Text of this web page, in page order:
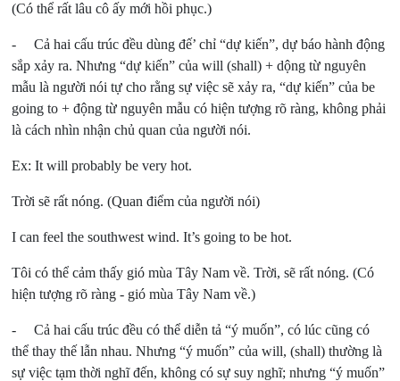
(Có thể rất lâu cô ấy mới hồi phục.)
- Cả hai cấu trúc đều dùng đế’ chỉ “dự kiến”, dự báo hành động
sắp xảy ra. Nhưng “dự kiến” của will (shall) + dộng từ nguyên
mẫu là người nói tự cho rằng sự việc sẽ xảy ra, “dự kiến” của be
going to + động từ nguyên mẫu có hiện tượng rõ ràng, không phải
là cách nhìn nhận chủ quan của người nói.
Ex: It will probably be very hot.
Trời sẽ rất nóng. (Quan điểm của người nói)
I can feel the southwest wind. It’s going to be hot.
Tôi có thể cảm thấy gió mùa Tây Nam về. Trời, sẽ rất nóng. (Có
hiện tượng rõ ràng - gió mùa Tây Nam về.)
- Cả hai cấu trúc đều có thể diễn tả “ý muốn”, có lúc cũng có
thể thay thế lẫn nhau. Nhưng “ý muốn” của will, (shall) thường là
sự việc tạm thời nghĩ đến, không có sự suy nghĩ; nhưng “ý muốn”